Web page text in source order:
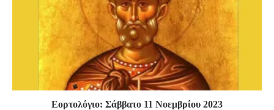
Εορτολόγιο: Σάββατο 11 Νοεμβρίου 2023